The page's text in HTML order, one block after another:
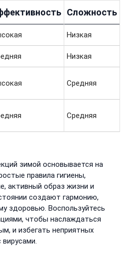
Сложность
Низкая
Низкая
Средняя
Средняя
зимой основывается на
правила гигиены,
активный образ жизни и
создают гармонию,
здоровью. Воспользуйтесь
чтобы наслаждаться
и избегать неприятных